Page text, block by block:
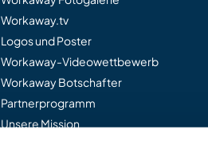
Workaway.tv
Logos und Poster
Workaway-Videowettbewerb
Workaway Botschafter
Partnerprogramm
Unsere Mission